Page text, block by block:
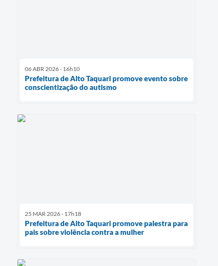
06 ABR 2026 - 16h10
Prefeitura de Alto Taquari promove evento sobre
conscientização do autismo
25 MAR 2026 - 17h18
Prefeitura de Alto Taquari promove palestra para
pais sobre violência contra a mulher